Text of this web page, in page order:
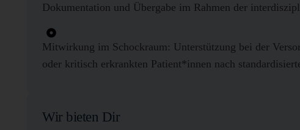
Dokumentation und Übergabe im Rahmen der
Mitwirkung im Schockraum: Unterstützung bei der
oder kritisch erkrankten Patient*innen nach
Wir bieten Dir